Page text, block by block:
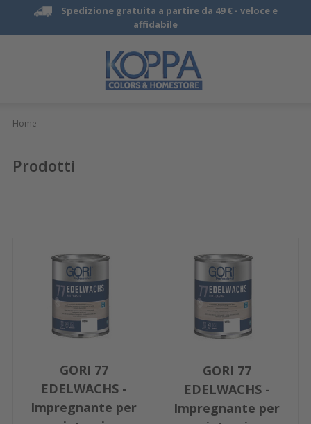
Spedizione gratuita a partire da 49 € - veloce e
affidabile
Home
Prodotti
GORI 77
EDELWACHS -
Impregnante per
GORI 77
EDELWACHS -
Impregnante per